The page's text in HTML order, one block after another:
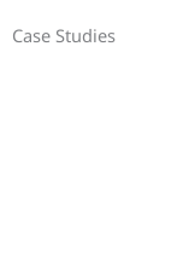
Case Studies